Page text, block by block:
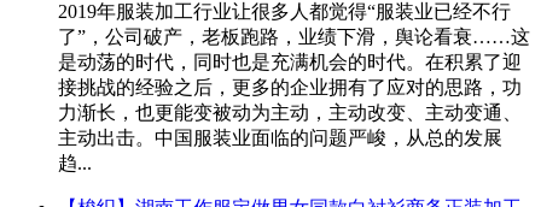
2019年服装加工行业让很多人都觉得“服装业已经不行
了”，公司破产，老板跑路，业绩下滑，舆论看衰……这
是动荡的时代，同时也是充满机会的时代。在积累了迎
接挑战的经验之后，更多的企业拥有了应对的思路，功
力渐长，也更能变被动为主动，主动改变、主动变通、
主动出击。中国服装业面临的问题严峻，从总的发展
趋...